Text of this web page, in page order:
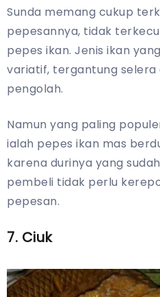
Sunda memang cukup
pepesannya, tidak
pepes ikan. Jenis ikan
variatif, tergantung selera
pengolah.
Namun yang paling
ialah pepes ikan mas
karena durinya yang
pembeli tidak perlu
pepesan.
7. Ciuk